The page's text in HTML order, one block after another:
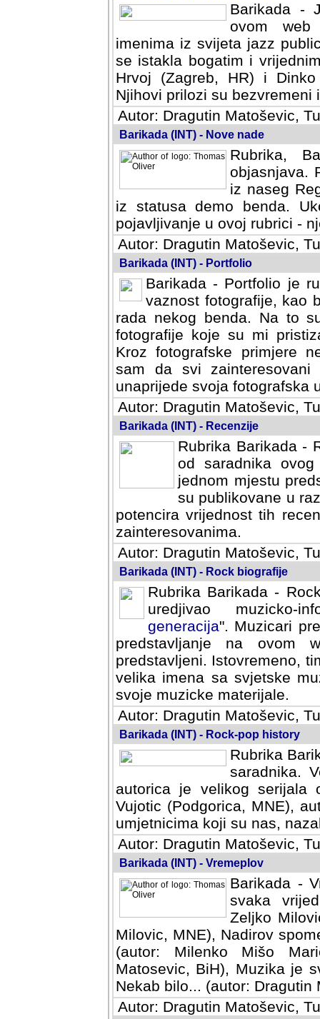
Barikada -
ovom web
imenima iz svijeta jazz
se istakla bogatim i
Hrvoj (Zagreb, HR) i
Njihovi prilozi su bezvremeni
Autor: Dragutin Matoševic,
Barikada (INT) - Nove nade
Rubrika,
objasnjava.
iz naseg
iz statusa demo benda.
pojavljivanje u ovoj rubrici -
Autor: Dragutin Matoševic,
Barikada (INT) - Portfolio
Barikada - Portfolio je
vaznost fotografije, kao
rada nekog benda. Na to
fotografije koje su mi
fotografske primjere
svi zainteresovani
svoja fotografska umijeca.
Autor: Dragutin Matoševic,
Barikada (INT) - Recenzije
Rubrika Barikada -
od saradnika
jednom mjestu
su publikovane u
potencira vrijednost tih
zainteresovanima.
Autor: Dragutin Matoševic,
Barikada (INT) - Rock biografije
Rubrika Barikada -
uredjivao muzicko-
Muzicari predstavljeni u
na ovom web portalu
Istovremeno, tim nacinom
sa svjetske muzicke scene
materijale.
Autor: Dragutin Matoševic,
Barikada (INT) - Rock-pop history
Rubrika
saradnika.
autorica je velikog serijala
Vujotic (Podgorica, MNE),
umjetnicima koji su nas,
Autor: Dragutin Matoševic,
Barikada (INT) - Vremeplov
Barikada -
svaka
Milovic,
MNE), Nadirov spomenar
Milenko Mišo Maric, UK),
Muzika je svirala (autor:
(autor: Dragutin Matosevic,
Autor: Dragutin Matoševic,